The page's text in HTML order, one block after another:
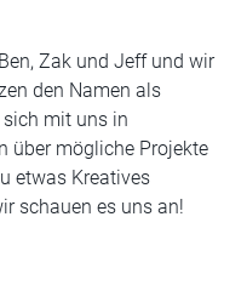
Zak und Jeff und wir
den Namen als
sich mit uns in
über mögliche Projekte
etwas Kreatives
schauen es uns an!